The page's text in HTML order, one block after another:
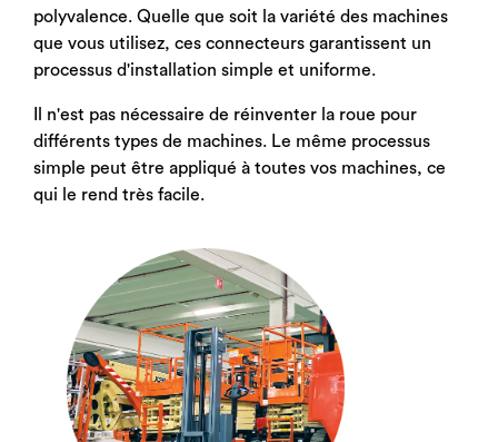
polyvalence. Quelle que soit la variété des machines
que vous utilisez, ces connecteurs garantissent un
processus d'installation simple et uniforme.
Il n'est pas nécessaire de réinventer la roue pour
différents types de machines. Le même processus
simple peut être appliqué à toutes vos machines, ce
qui le rend très facile.